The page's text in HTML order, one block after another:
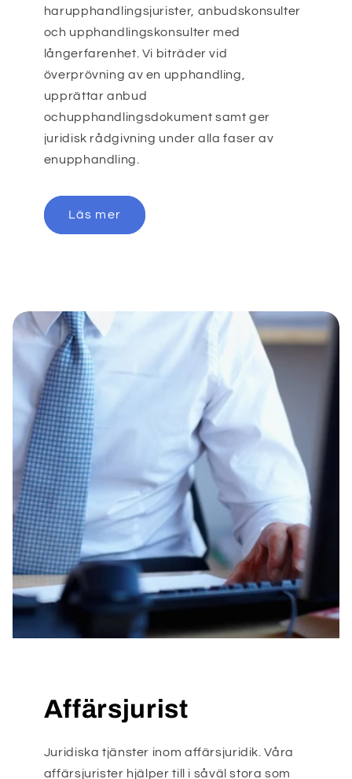
harupphandlingsjurister, anbudskonsulter
och upphandlingskonsulter med
långerfarenhet. Vi biträder vid
överprövning av en upphandling,
upprättar anbud
ochupphandlingsdokument samt ger
juridisk rådgivning under alla faser av
enupphandling.
Läs mer
Affärsjurist
Juridiska tjänster inom affärsjuridik. Våra
affärsjurister hjälper till i såväl stora som